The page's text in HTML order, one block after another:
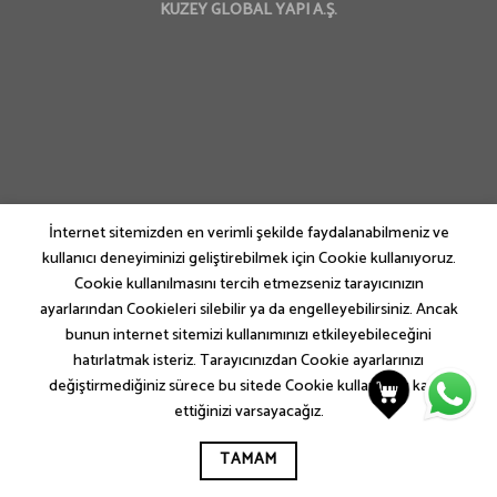
KUZEY GLOBAL YAPI A.Ş.
İnternet sitemizden en verimli şekilde faydalanabilmeniz ve
kullanıcı deneyiminizi geliştirebilmek için Cookie kullanıyoruz.
Cookie kullanılmasını tercih etmezseniz tarayıcınızın
ayarlarından Cookieleri silebilir ya da engelleyebilirsiniz. Ancak
bunun internet sitemizi kullanımınızı etkileyebileceğini
hatırlatmak isteriz. Tarayıcınızdan Cookie ayarlarınızı
değiştirmediğiniz sürece bu sitede Cookie kullanımını kabul
ettiğinizi varsayacağız.
TAMAM